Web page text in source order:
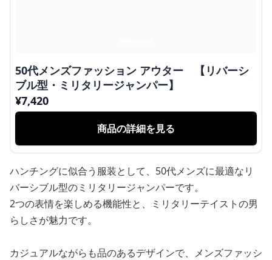
50代メンズファッション アウター 【リバーシ
ブル型・ミリタリージャンパー】
¥7,420
商品の詳細を見る
ハンチングに似合う服装として、50代メンズに最適なリ
バーシブル型のミリタリージャンパーです。
2つの表情を楽しめる機能性と、ミリタリーテイストの男
らしさが魅力です。
カジュアルながらも品のあるデザインで、メンズファッシ